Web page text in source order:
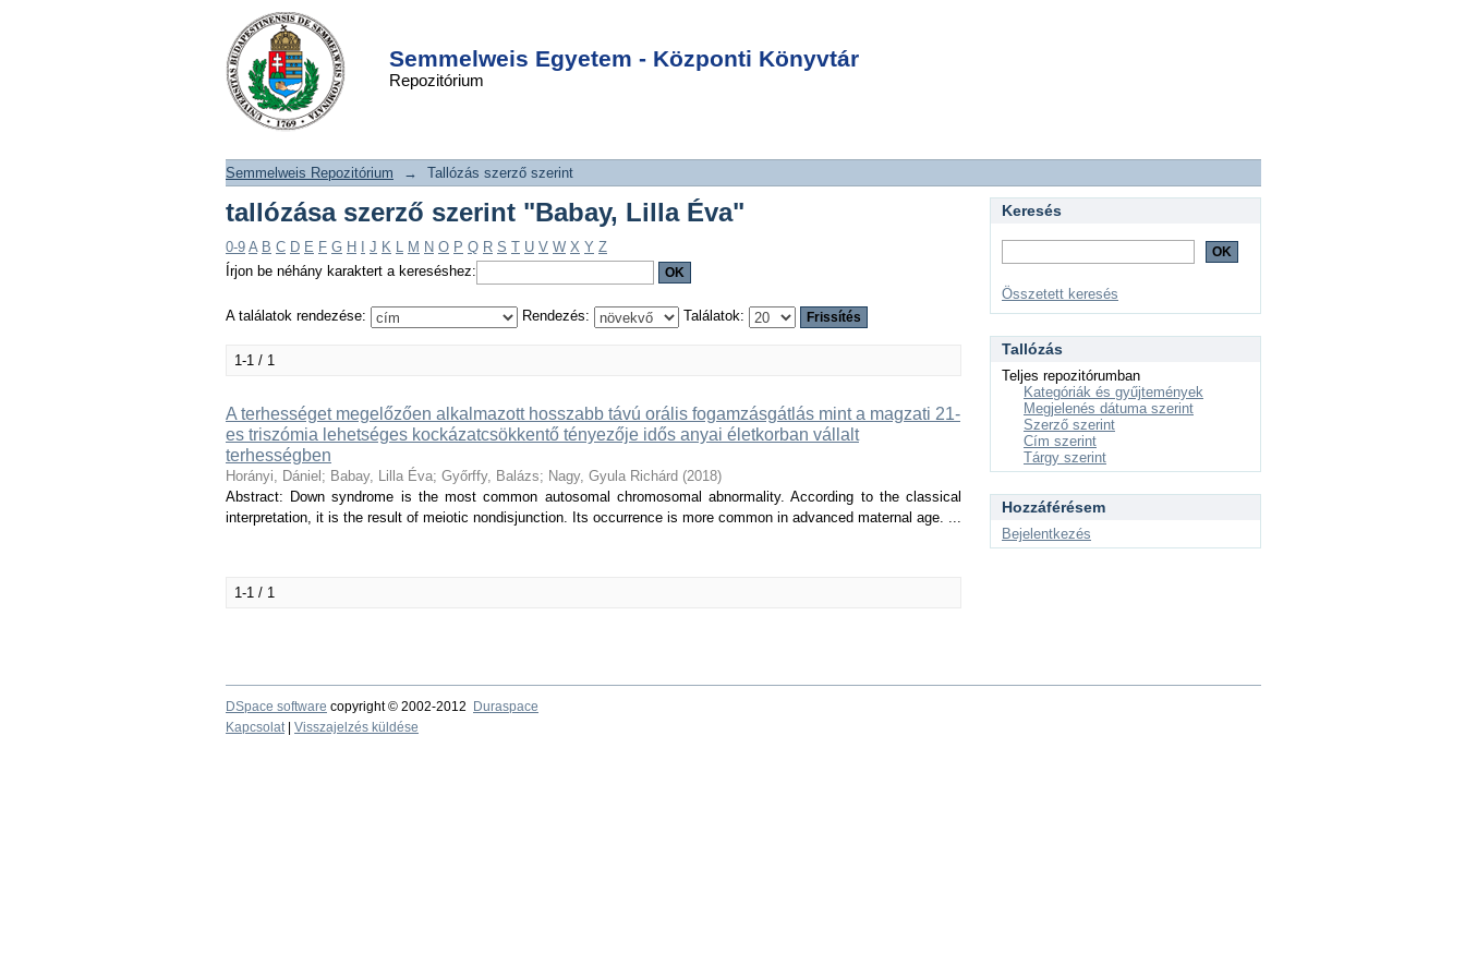
Semmelweis Egyetem - Központi Könyvtár
Repozitórium
tallózása szerző szerint "Babay, Lilla
Éva"
DSpace/Manakin Repository
Semmelweis Repozitórium → Tallózás szerző szerint
tallózása szerző szerint "Babay, Lilla Éva"
0-9 A B C D E F G H J K L M N O P Q R S T U V W X Y Z
Írjon be néhány karaktert a kereséshez:
A találatok rendezése: Rendezés: Találatok:
1-1 / 1
A terhességet megelőzően alkalmazott hosszabb távú orális fogamzásgátlás mint a magzati 21-
es triszómia lehetséges kockázatcsökkentő tényezője idős anyai életkorban vállalt
terhességben
Horányi, Dániel ; Babay, Lilla Éva; Győrffy, Balázs; Nagy, Gyula Richárd (2018)
Abstract: Down syndrome is the most common autosomal chromosomal abnormality. According to the classical
interpretation, it is the result of meiotic nondisjunction. Its occurrence is more common in advanced maternal age. ...
1-1 / 1
Keresés
Összetett keresés
Tallózás
Teljes repozitórumban
Kategóriák és gyűjtemények
Megjelenés dátuma szerint
Szerző szerint
Cím szerint
Tárgy szerint
Hozzáférésem
Bejelentkezés
DSpace software copyright © 2002-2012
Duraspace
Kapcsolat| Visszajelzés küldése